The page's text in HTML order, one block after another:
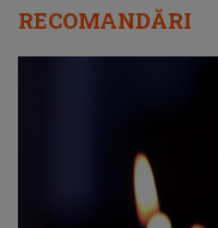
RECOMANDĂRI